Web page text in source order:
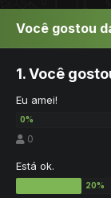
Você gostou
1. Você
Eu amei!
0
Está ok.